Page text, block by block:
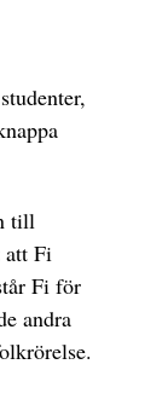
till
att Fi
Fi för
andra